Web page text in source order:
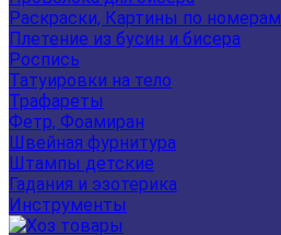
Раскраски, Картины по номерам
Плетение из бусин и бисера
Роспись
Татуировки на тело
Трафареты
Фетр, Фоамиран
Швейная фурнитура
Штампы детские
Гадания и эзотерика
Инструменты